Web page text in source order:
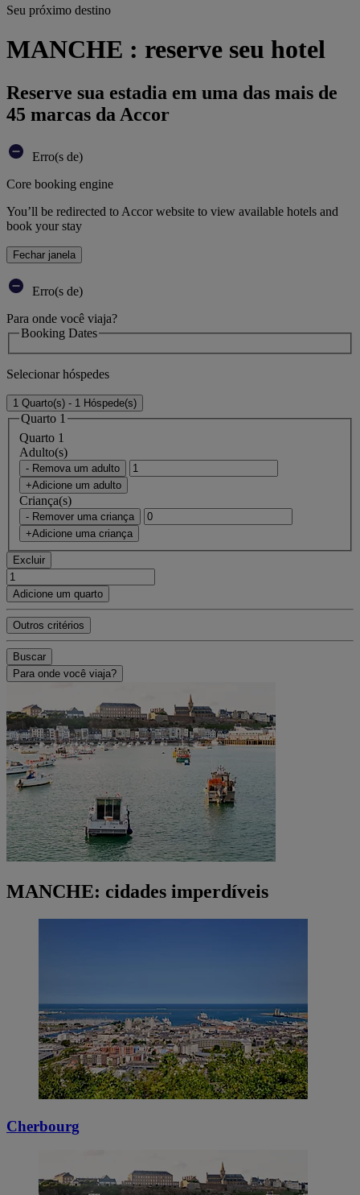
Seu próximo destino
MANCHE : reserve seu hotel
Reserve sua estadia em uma das mais de
45 marcas da Accor
Erro(s de)
Core booking engine
You’ll be redirected to Accor website to view available hotels and
book your stay
Fechar janela
Erro(s de)
Para onde você viaja?
Booking Dates
Selecionar hóspedes
1 Quarto(s) - 1 Hóspede(s)
Quarto 1
Quarto 1
Adulto(s)
- Remova um adulto
+Adicione um adulto
Criança(s)
- Remover uma criança
+Adicione uma criança
Excluir
Adicione um quarto
Outros critérios
Buscar
Para onde você viaja?
MANCHE: cidades imperdíveis
Cherbourg